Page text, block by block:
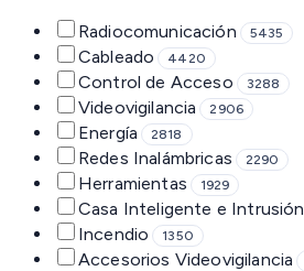
Radiocomunicación 5435
Cableado 4420
Control de Acceso 3288
Videovigilancia 2906
Energía 2818
Redes Inalámbricas 2290
Herramientas 1929
Casa Inteligente e Intrusión
Incendio 1350
Accesorios Videovigilancia